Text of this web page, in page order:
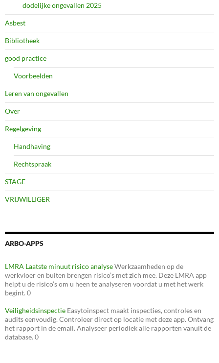
dodelijke ongevallen 2025
Asbest
Bibliotheek
good practice
Voorbeelden
Leren van ongevallen
Over
Regelgeving
Handhaving
Rechtspraak
STAGE
VRIJWILLIGER
ARBO-APPS
LMRA Laatste minuut risico analyseWerkzaamheden op de
werkvloer en buiten brengen risico’s met zich mee. Deze LMRA app
helpt u de risico’s om u heen te analyseren voordat u met het werk
begint. 0
Veiligheidsinspectie Easytoinspect maakt inspecties, controles en
audits eenvoudig. Controleer direct op locatie met deze app. Ontvang
het rapport in de email. Analyseer periodiek alle rapporten vanuit de
database. 0